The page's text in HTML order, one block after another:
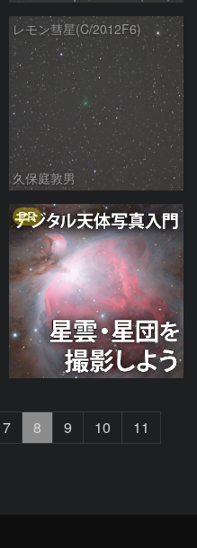
レモン彗星(C/2012F6)
久保庭敦男
PR
7 8 9 10
11